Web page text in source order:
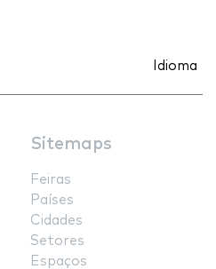
Idioma
Sitemaps
Feiras
Países
Cidades
Setores
Espaços